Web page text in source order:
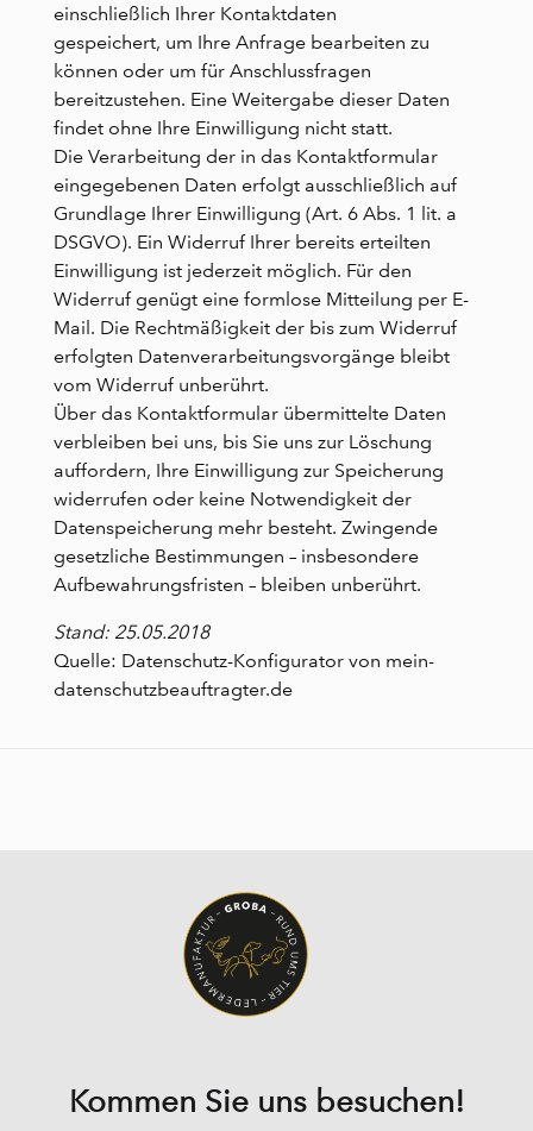
einschließlich Ihrer Kontaktdaten
gespeichert, um Ihre Anfrage bearbeiten zu
können oder um für Anschlussfragen
bereitzustehen. Eine Weitergabe dieser Daten
findet ohne Ihre Einwilligung nicht statt.
Die Verarbeitung der in das Kontaktformular
eingegebenen Daten erfolgt ausschließlich auf
Grundlage Ihrer Einwilligung (Art. 6 Abs. 1 lit. a
DSGVO). Ein Widerruf Ihrer bereits erteilten
Einwilligung ist jederzeit möglich. Für den
Widerruf genügt eine formlose Mitteilung per E-
Mail. Die Rechtmäßigkeit der bis zum Widerruf
erfolgten Datenverarbeitungsvorgänge bleibt
vom Widerruf unberührt.
Über das Kontaktformular übermittelte Daten
verbleiben bei uns, bis Sie uns zur Löschung
auffordern, Ihre Einwilligung zur Speicherung
widerrufen oder keine Notwendigkeit der
Datenspeicherung mehr besteht. Zwingende
gesetzliche Bestimmungen – insbesondere
Aufbewahrungsfristen – bleiben unberührt.
Stand: 25.05.2018
Quelle: Datenschutz-Konfigurator von mein-
datenschutzbeauftragter.de
Kommen Sie uns besuchen!